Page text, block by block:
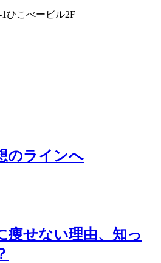
ひこべービル2F
のラインへ
痩せない理由、知っ